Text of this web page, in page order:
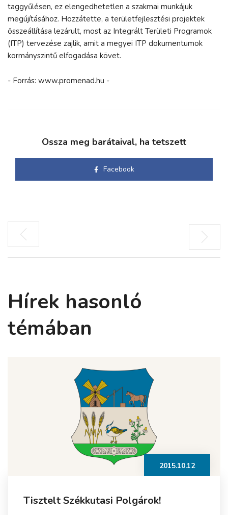
taggyűlésen, ez elengedhetetlen a szakmai munkájuk
megújításához. Hozzátette, a területfejlesztési projektek
összeállítása lezárult, most az Integrált Területi Programok
(ITP) tervezése zajlik, amit a megyei ITP dokumentumok
kormányszintű elfogadása követ.
- Forrás: www.promenad.hu -
Ossza meg barátaival, ha tetszett
Facebook
Hírek hasonló
témában
2015.10.12
Tisztelt Székkutasi Polgárok!